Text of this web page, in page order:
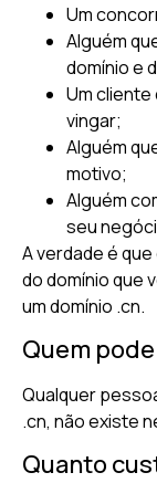
Um
Alguém
domínio e
Um cliente
vingar;
Alguém
motivo;
Alguém
seu
A verdade é
do domínio que
um domínio .cn.
Quem
Qualquer
.cn, não existe
Quanto